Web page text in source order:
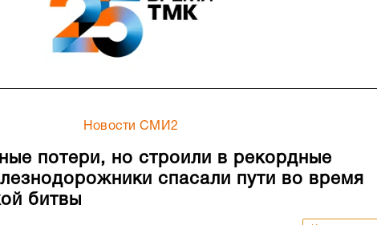
Новости СМИ2
потери, но строили в рекордные
спасали пути во время
битвы